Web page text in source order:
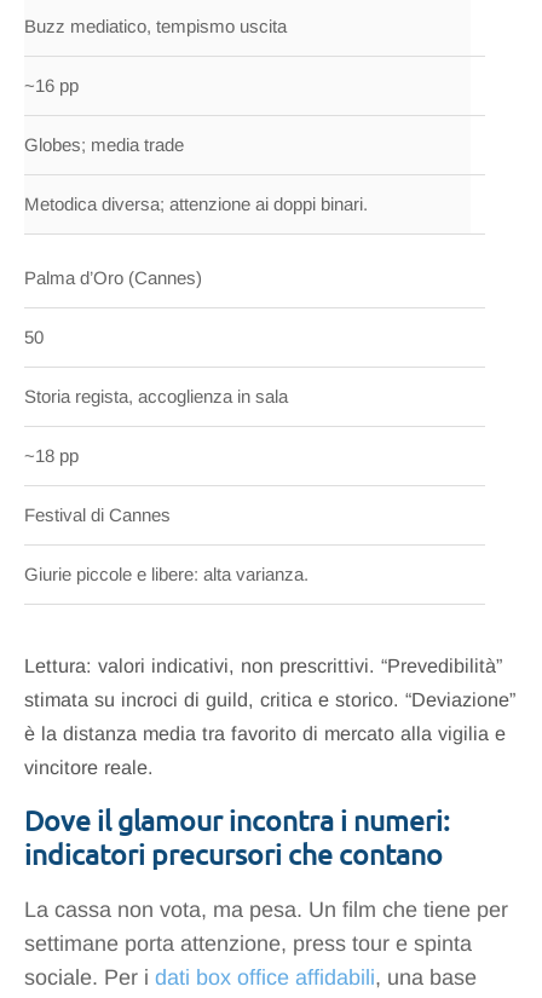
Buzz mediatico, tempismo uscita
~16 pp
Globes; media trade
Metodica diversa; attenzione ai doppi binari.
Palma d’Oro (Cannes)
50
Storia regista, accoglienza in sala
~18 pp
Festival di Cannes
Giurie piccole e libere: alta varianza.
Lettura: valori indicativi, non prescrittivi. “Prevedibilità”
stimata su incroci di guild, critica e storico. “Deviazione”
è la distanza media tra favorito di mercato alla vigilia e
vincitore reale.
Dove il glamour incontra i numeri:
indicatori precursori che contano
La cassa non vota, ma pesa. Un film che tiene per
settimane porta attenzione, press tour e spinta
sociale. Per i dati box office affidabili, una base